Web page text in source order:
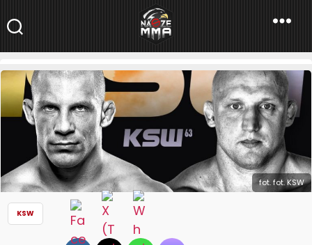
NaszeMMA
NaszeMMA.pl»Aktualności»Polskie MMA»KSW»KSW 63:
Janikowski kontra mistrz Babilonu w co-main evencie!
fot. fot. KSW
KSW